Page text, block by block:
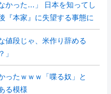
かった…」 日本を知ってし
『本家』に失望する事態に
値段じゃ、米作り辞める
」
ったｗｗｗ「喋る奴」と
る模様